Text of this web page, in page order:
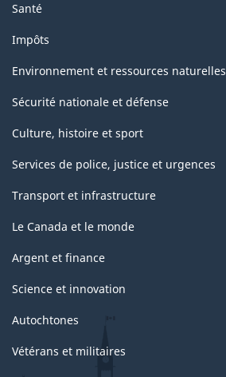
Santé
Impôts
Environnement et ressources naturelles
Sécurité nationale et défense
Culture, histoire et sport
Services de police, justice et urgences
Transport et infrastructure
Le Canada et le monde
Argent et finance
Science et innovation
Autochtones
Vétérans et militaires